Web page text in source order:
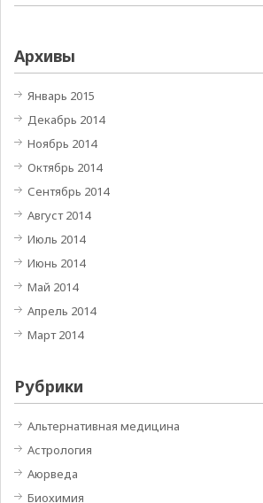
Архивы
Январь 2015
Декабрь 2014
Ноябрь 2014
Октябрь 2014
Сентябрь 2014
Август 2014
Июль 2014
Июнь 2014
Май 2014
Апрель 2014
Март 2014
Рубрики
Альтернативная медицина
Астрология
Аюрведа
Биохимия